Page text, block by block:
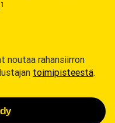
1
noutaa rahansiirron
toimipisteestä.